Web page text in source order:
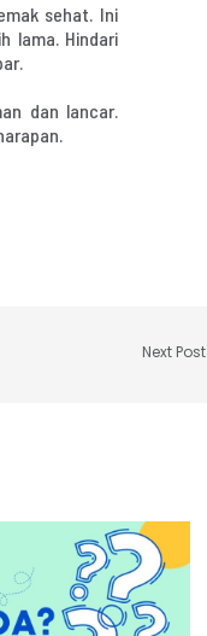
sehat. Ini
lama. Hindari
dan lancar.
Next